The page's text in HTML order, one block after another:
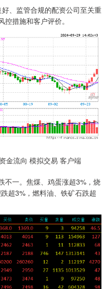
、监管合规的配资公司至关重
措施和客户评价。
金流向 模拟交易 客户端
一。焦煤、鸡蛋涨超3%，烧
超3%，燃料油、铁矿石跌超